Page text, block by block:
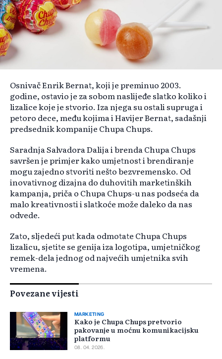
Osnivač Enrik Bernat, koji je preminuo 2003.
godine, ostavio je za sobom naslijeđe slatko koliko i
lizalice koje je stvorio. Iza njega su ostali supruga i
petoro dece, među kojima i Havijer Bernat, sadašnji
predsednik kompanije Chupa Chups.
Saradnja Salvadora Dalija i brenda Chupa Chups
savršen je primjer kako umjetnost i brendiranje
mogu zajedno stvoriti nešto bezvremensko. Od
inovativnog dizajna do duhovitih marketinških
kampanja, priča o Chupa Chups-u nas podseća da
malo kreativnosti i slatkoće može daleko da nas
odvede.
Zato, sljedeći put kada odmotate Chupa Chups
lizalicu, sjetite se genija iza logotipa, umjetničkog
remek-dela jednog od najvećih umjetnika svih
vremena.
Povezane vijesti
MARKETING
Kako je Chupa Chups pretvorio
pakovanje u moćnu komunikacijsku
platformu
08. 04. 2026.